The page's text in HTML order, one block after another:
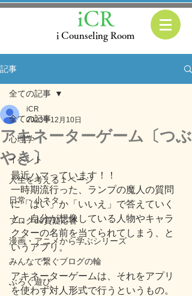
i Counseling Room
iCR
記事
全ての記事
心理学
イベント
人生を考える１ページ
日常・小ネタ
ブログde質疑応答
漫画・アニメから学ぶシリーズ
みんなで繋ぐブログの輪
ぶろぐ遊び
全ての記事
アキネーターゲーム〔つぶ
やき〕
iCR
2023年12月10日
最近ハマっています！！
一時期流行った、ランプの魔人の質問
に「はい」か「いいえ」で答えていく
と、自分が想像している人物やキャラ
クターの名前を当てられてしまう、と
いうアプリ。
アキネーターゲームは、それをアプリ
を使わず対人形式で行うというもの。